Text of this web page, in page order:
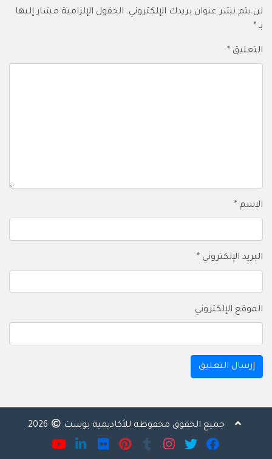
لن يتم نشر عنوان بريدك الإلكتروني. الحقول الإلزامية مشار إليها
بـ *
التعليق *
الاسم *
البريد الإلكتروني *
الموقع الإلكتروني
جميع الحقوق محفوظة للأكاديمية بوست